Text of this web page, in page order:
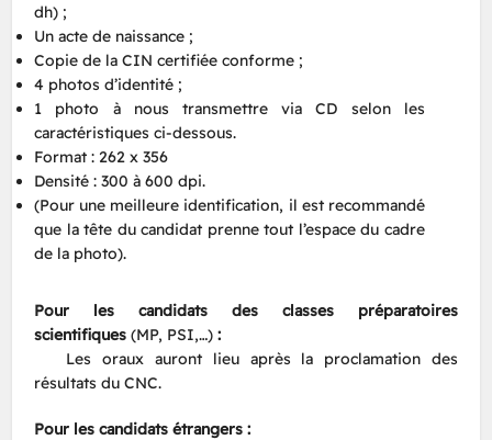
dh) ;
Un acte de naissance ;
Copie de la CIN certifiée conforme ;
4 photos d’identité ;
1 photo à nous transmettre via CD selon les
caractéristiques ci-dessous.
Format : 262 x 356
Densité : 300 à 600 dpi.
(Pour une meilleure identification, il est recommandé
que la tête du candidat prenne tout l’espace du cadre
de la photo).
Pour les candidats des classes préparatoires
scientifiques(MP, PSI,…) :
Les oraux auront lieu après la proclamation des
résultats du CNC.
Pour les candidats étrangers :